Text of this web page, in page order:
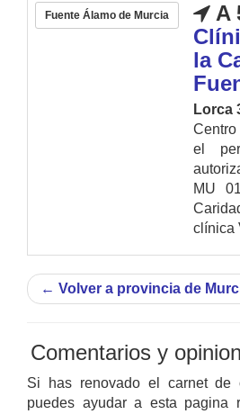
Fuente Álamo de Murcia
A
la
Lorca
Centro
el
MU
clínica
← Volver a provincia de
Comentarios y
Si has renovado el carnet de
puedes ayudar a esta pagina